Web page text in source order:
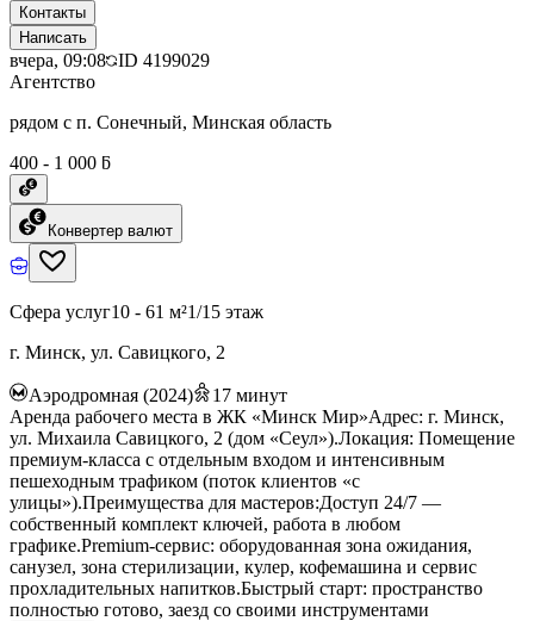
Контакты
Написать
вчера, 09:08 ID 4199029
Агентство
рядом с п. Сонечный, Минская область
400 - 1 000 ƃ
Конвертер валют
Сфера услуг10 - 61 м²1/15 этаж
г. Минск, ул. Савицкого, 2
Аэродромная (2024) 17 минут
Аренда рабочего места в ЖК «Минск Мир»Адрес: г. Минск,
ул. Михаила Савицкого, 2 (дом «Сеул»).Локация: Помещение
премиум-класса с отдельным входом и интенсивным
пешеходным трафиком (поток клиентов «с
улицы»).Преимущества для мастеров:Доступ 24/7 —
собственный комплект ключей, работа в любом
графике.Premium-сервис: оборудованная зона ожидания,
санузел, зона стерилизации, кулер, кофемашина и сервис
прохладительных напитков.Быстрый старт: пространство
полностью готово, заезд со своими инструментами